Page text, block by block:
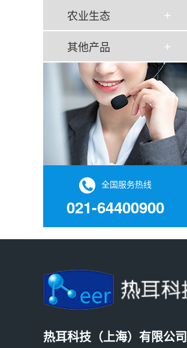
农业生态
其他产品
全国服务热线
021-64400900
热耳科技（上海）有限公司